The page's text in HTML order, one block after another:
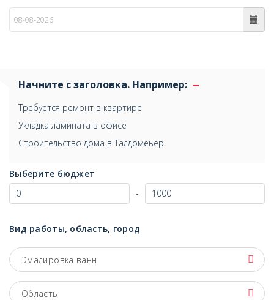
по
Начните с заголовка. Например:
Требуется ремонт в квартире
Укладка ламината в офисе
Строительство дома в Талдомеьер
Выберите бюджет
-
Вид работы, область, город
Эмалировка ванн
Область